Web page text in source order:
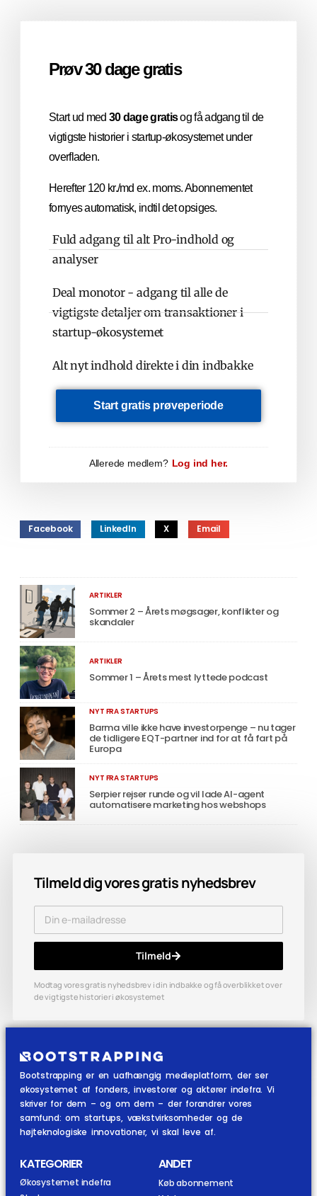
Prøv 30 dage gratis
Start ud med 30 dage gratisog få adgang til de
vigtigste historier i startup-økosystemet under
overfladen.
Herefter 120 kr./md ex. moms. Abonnementet
fornyes automatisk, indtil det opsiges.
Fuld adgang til alt Pro-indhold og
analyser
Deal monotor - adgang til alle de
vigtigste detaljer om transaktioner i
startup-økosystemet
Alt nyt indhold direkte i din indbakke
Start gratis prøveperiode
Allerede medlem? Log ind her.
Facebook LinkedIn X Email
ARTIKLER
Sommer 2 – Årets møgsager, konflikter og
skandaler
ARTIKLER
Sommer 1 – Årets mest lyttede podcast
NYT FRA STARTUPS
Barma ville ikke have investorpenge – nu tager
de tidligere EQT-partner ind for at få fart på
Europa
NYT FRA STARTUPS
Serpier rejser runde og vil lade AI-agent
automatisere marketing hos webshops
Tilmeld dig vores gratis nyhedsbrev
Tilmeld
Modtag vores gratis nyhedsbrev i din indbakke og få overblikket over
de vigtigste historier i økosystemet
Bootstrapping er en uafhængig medieplatform, der ser
økosystemet af fonders, investorer og aktører indefra. Vi
skriver for dem – og om dem – der forandrer vores
samfund: om startups, vækstvirksomheder og de
højteknologiske innovationer, vi skal leve af.
KATEGORIER
Økosystemet indefra
ANDET
Køb abonnement